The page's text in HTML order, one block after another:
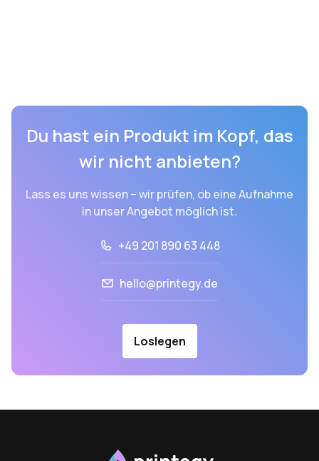
Du hast ein Produkt im Kopf, das
wir nicht anbieten?
Lass es uns wissen – wir prüfen, ob eine Aufnahme
in unser Angebot möglich ist.
+49 201 890 63 448
hello@printegy.de
Loslegen